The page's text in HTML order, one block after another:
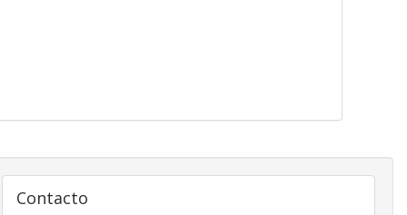
Contacto